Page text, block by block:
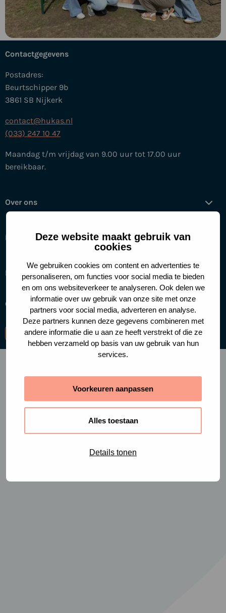
Deze website maakt gebruik van
cookies
We gebruiken cookies om content en advertenties te
personaliseren, om functies voor social media te bieden
en om ons websiteverkeer te analyseren. Ook delen we
informatie over uw gebruik van onze site met onze
partners voor social media, adverteren en analyse.
Deze partners kunnen deze gegevens combineren met
andere informatie die u aan ze heeft verstrekt of die ze
hebben verzameld op basis van uw gebruik van hun
services.
Voorkeuren aanpassen
Alles toestaan
Details tonen
Contactgegevens
Postadres:
Beurtschipper 9b
3861 SB Nijkerk
contact@hukas.nl
(033) 247 10 47
Maandag t/m vrijdag van 9.00 uur tot 17.00 uur
bereikbaar.
Over ons
Help mee
Handige links
Cookies Privacy policy
Ga